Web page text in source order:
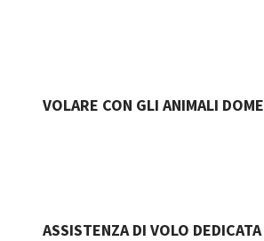
VOLARE CON GLI ANIMALI
ASSISTENZA DI VOLO DEDICATA